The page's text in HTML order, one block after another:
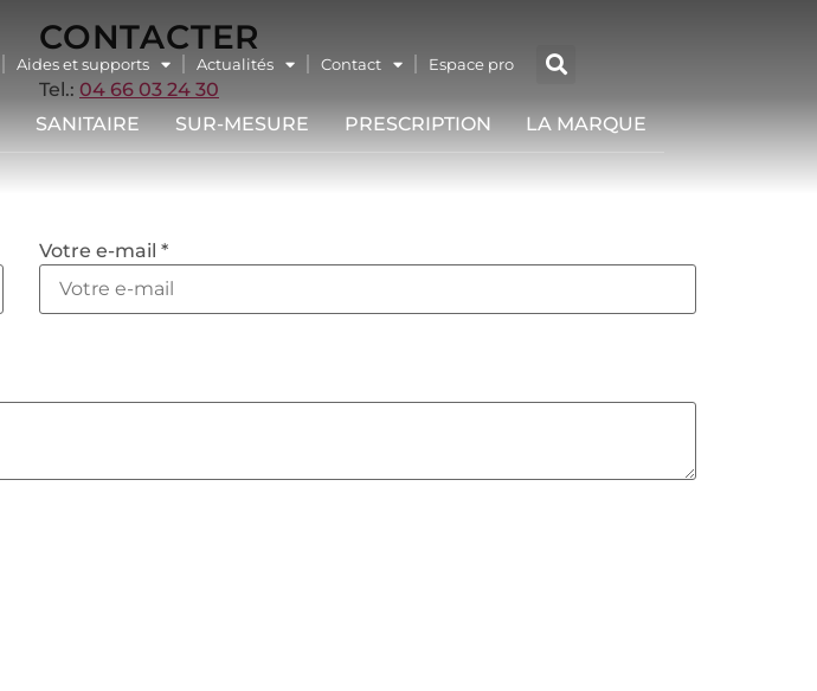
Aides et supports Actualités Contact Espace pro
SANITAIRE SUR-MESURE PRESCRIPTION LA MARQUE
CONTACTER
Tel.: 04 66 03 24 30
Votre e-mail *